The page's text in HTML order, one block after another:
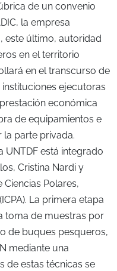
de un convenio
la empresa
este último, autoridad
en el territorio
en el transcurso de
ejecutoras
económica
de equipamientos e
la parte privada.
UNTDF está integrado
Cristina Nardi y
Ciencias Polares,
La primera etapa
toma de muestras por
de buques pesqueros,
mediante una
de estas técnicas se